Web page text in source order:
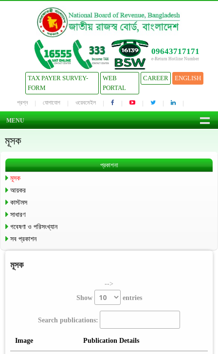
09643717171
e-Return Hotline Number
TAX PAYER SURVEY-
FORM
WEB
PORTAL
CAREER ENGLISH
প্রশ্ন যোগাযোগ ওয়েবমেইল
MENU
মূসক
প্রকাশনা
মূসক
আয়কর
কাস্টমস
সাধারণ
গবেষণা ও পরিসংখ্যান
সব প্রকাশন
মূসক
-->
Show
entries
Search publications:
Image Publication Details